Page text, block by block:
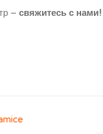
– свяжитесь с нами!